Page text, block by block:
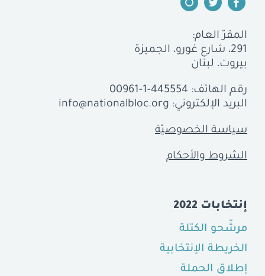
المقرّ العام:
291، شارع غورو، الجميزة
بيروت، لبنان
رقم الهاتف: 00961-1-445554
البريد الإلكتروني: info@nationalbloc.org
سياسة الخصوصيّة
الشروط والأحكام
إنتخابات 2022
مرشّحو الكتلة
الخريطة الإنتخابية
إطلاق الحملة